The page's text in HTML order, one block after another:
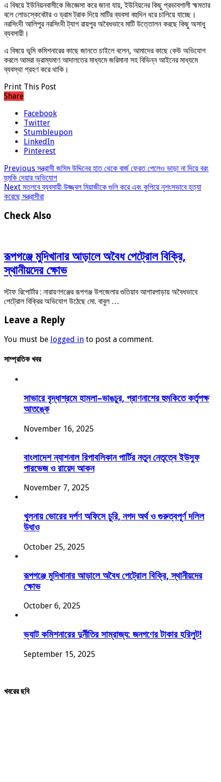
এ বিষয়ে ইউনিয়নবাসীকে জিজ্ঞেসা করে জানা যায়, ইউনিয়নের কিছু প্রভাবশালী হ্মমতার
বলে লোডস্কেবেটার ও ড্রাম ট্রাক দিয়ে মাটির ব্যবসা বহুদিন ধরে চালিয়ে যাচ্ছে।
নরসিংদী আলিপুর নরসিংদী ট্যাগ রায়পুর অবৈধভাবে মাটি উত্তোলন করছে কিছু অসাধু
ব্যবসায়ী।
এ বিষয়ে ভূমি কমিশনারের কাছে জানতে চাইলে বলেন, আমাদের কাছে কেউ অভিযোগ
করলে আমরা ভ্রাম্যমাণ আদালতের মাধ্যমে জরিমানা সহ বিভিন্ন আইনের মাধ্যমে
ব্যবস্থা গ্রহণ করে থাকি।
Print This Post
Share
Facebook
Twitter
Stumbleupon
LinkedIn
Pinterest
Previous সন্ত্রাসী জসিম উদ্দিনের হাত থেকে বার্জ ফেরত পেলেও ভাড়া না দিয়ে বরং
হুমকি দেয়ার অভিযোগ
Next মতলবে ব্যবসায়ী উজ্জ্বল মিয়াজীকে গুলি করে এবং কুপিয়ে নৃশংসভাবে হত্যা
করেছে সন্ত্রাসীরা
Check Also
রূপগঞ্জে মুদিখানার আড়ালে অবৈধ পেট্রোল বিক্রি,
স্থানীয়দের ক্ষোভ
স্টাফ রিপোর্টার : নারায়ণগঞ্জের রূপগঞ্জ উপজেলার গুতিয়াব আগারপাড়ায় অবৈধভাবে
পেট্রোল বিক্রির অভিযোগ উঠেছে মো. বাবুল …
Leave a Reply
You must be logged in to post a comment.
সাম্প্রতিক খবর
সাভারে বৃদ্ধাশ্রমে হামলা–ভাঙচুর, প্রাণনাশের হুমকিতে কর্তৃপক্ষ
আতঙ্কে
November 16, 2025
বাংলাদেশ ন্যাশনাল রিপাবলিকান পার্টির নতুন নেতৃত্বে ইউসুফ
পারভেজ ও রায়েদ আকন
November 7, 2025
খুলনায় ভোরের দর্পণ অফিসে চুরি, নগদ অর্থ ও গুরুত্বপূর্ণ দলিল
উধাও
October 25, 2025
রূপগঞ্জে মুদিখানার আড়ালে অবৈধ পেট্রোল বিক্রি, স্থানীয়দের
ক্ষোভ
October 6, 2025
ভ্যাট কমিশনারের দুর্নীতির সাম্রাজ্য: জনগণের টাকার হরিলুট!
September 15, 2025
খবরের ছবি